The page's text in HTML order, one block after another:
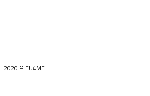
2020 © EU4ME